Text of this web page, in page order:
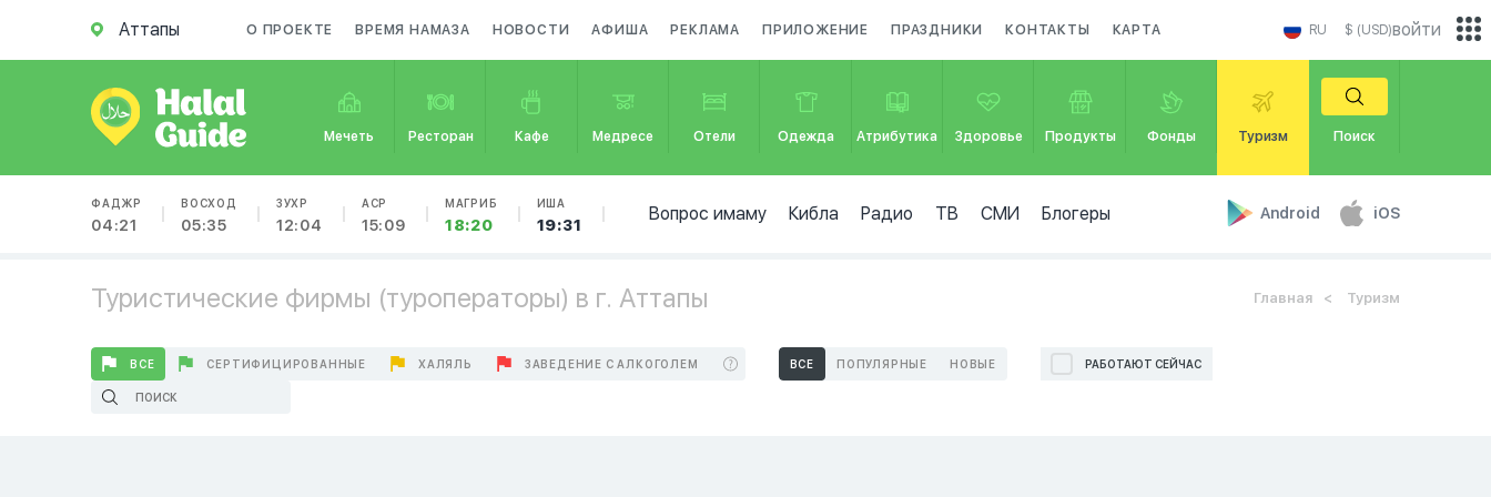
Аттапы О ПРОЕКТЕ ВРЕМЯ НАМАЗА НОВОСТИ АФИША РЕКЛАМА ПРИЛОЖЕНИЕ ПРАЗДНИКИ КОНТАКТЫ КАРТА RU $ (USD)
Мечеть Ресторан Кафе Медресе Отели Одежда Атрибутика Здоровье Продукты Фонды Туризм Поиск
ФАДЖР
04:21
ВОСХОД
05:35
ЗУХР
12:04
АСР
15:09
МАГРИБ
18:20
ИША
19:31
Вопрос имаму Кибла Радио ТВ СМИ Блогеры Android iOS
войти
Туристические фирмы (туроператоры) в г. Аттапы Главная Туризм
ВСЕ СЕРТИФИЦИРОВАННЫЕ ХАЛЯЛЬ ЗАВЕДЕНИЕ С АЛКОГОЛЕМ ВСЕ ПОПУЛЯРНЫЕ НОВЫЕ РАБОТАЮТ СЕЙЧАС